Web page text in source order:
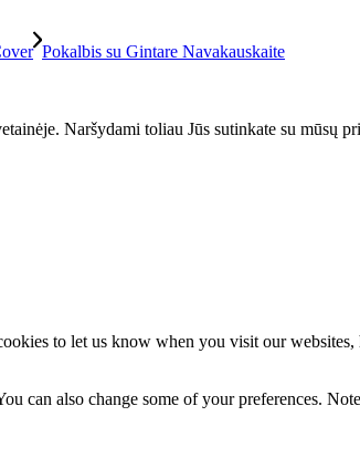
Pokalbis su Gintare Navakauskaite
Naršydami toliau Jūs sutinkate su mūsų
to let us know when you visit our
can also change some of your preferences.